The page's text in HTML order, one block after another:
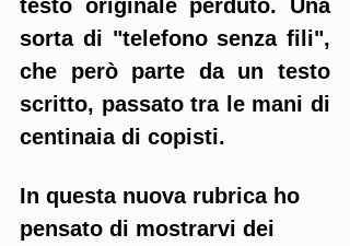
testo originale perduto. Una
sorta di "telefono senza fili",
che però parte da un testo
scritto, passato tra le mani di
centinaia di copisti.
In questa nuova rubrica ho
pensato di mostrarvi dei